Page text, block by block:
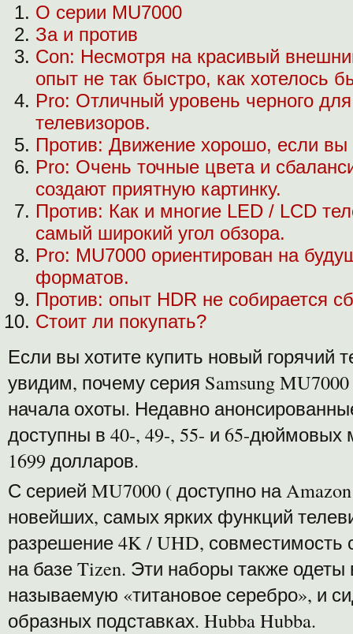
О серии MU7000
За и против
Con: Несмотря на красивый
опыт не так быстро, как хотелось
Pro: Отличный уровень черного
телевизоров.
Против: Движение хорошо, если
Pro: Очень точные цвета и
создают приятную картинку.
Против: Как и многие LED / LCD
самый широкий угол обзора.
Pro: MU7000 ориентирован на
форматов.
Против: опыт HDR не собирается
Стоит ли покупать?
Если вы хотите купить новый горячий
увидим, почему серия Samsung
начала охоты. Недавно
доступны в 40-, 49-, 55- и 65-дюймовых
1699 долларов.
С серией MU7000 ( доступно на
новейших, самых ярких функций
разрешение 4K / UHD, совместимость
на базе Tizen. Эти наборы также одеты
называемую «титановое серебро», и
образных подставках. Hubba Hubba.